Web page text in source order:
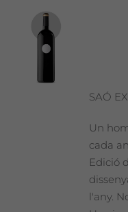
SAÓ
Un
cada
Edició
l'any.